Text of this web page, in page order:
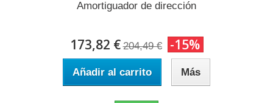
Amortiguador de dirección
173,82 € 204,49 € -15%
Añadir al carrito Más